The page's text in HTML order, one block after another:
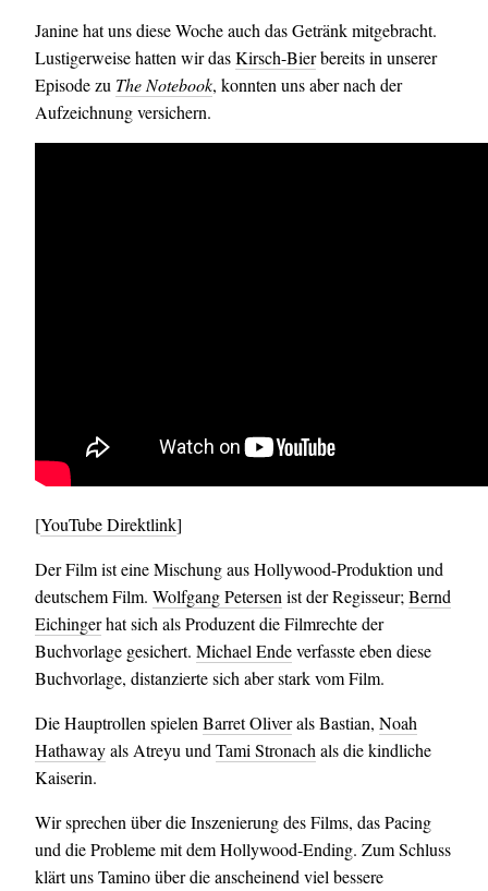
Janine hat uns diese Woche auch das Getränk mitgebracht.
Lustigerweise hatten wir dasKirsch-Bierbereits in unserer
Episode zu The Notebook, konnten uns aber nach der
Aufzeichnung versichern.
[YouTube Direktlink]
Der Film ist eine Mischung aus Hollywood-Produktion und
deutschem Film. Wolfgang Petersen ist der Regisseur; Bernd
Eichingerhat sich als Produzent die Filmrechte der
Buchvorlage gesichert. Michael Endeverfasste eben diese
Buchvorlage, distanzierte sich aber stark vom Film.
Die Hauptrollen spielen Barret Oliverals Bastian, Noah
Hathawayals Atreyu und Tami Stronach als die kindliche
Kaiserin.
Wir sprechen über die Inszenierung des Films, das Pacing
und die Probleme mit dem Hollywood-Ending. Zum Schluss
klärt uns Tamino über die anscheinend viel bessere